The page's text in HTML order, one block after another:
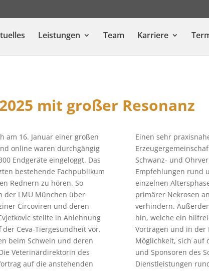
Leistungen Team Karriere
mit großer Resonanz
am 16. Januar einer großen
online waren durchgängig
Endgeräte eingeloggt. Das
bestehende Fachpublikum
Rednern zu hören. So
der LMU München über
Circoviren und deren
stellte in Anlehnung
Ceva-Tiergesundheit vor.
beim Schwein und deren
Veterinärdirektorin des
auf die anstehenden
Einen sehr
Schwanz- und
Empfehlungen rund
einzelnen
primärer Nekrosen
verhindern.
hin, welche ein
Vorträgen und in der
Möglichkeit, sich auf
und Sponsoren des
Dienstleistungen